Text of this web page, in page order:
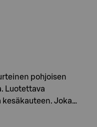
pohjoisen
Luotettava
Joka…